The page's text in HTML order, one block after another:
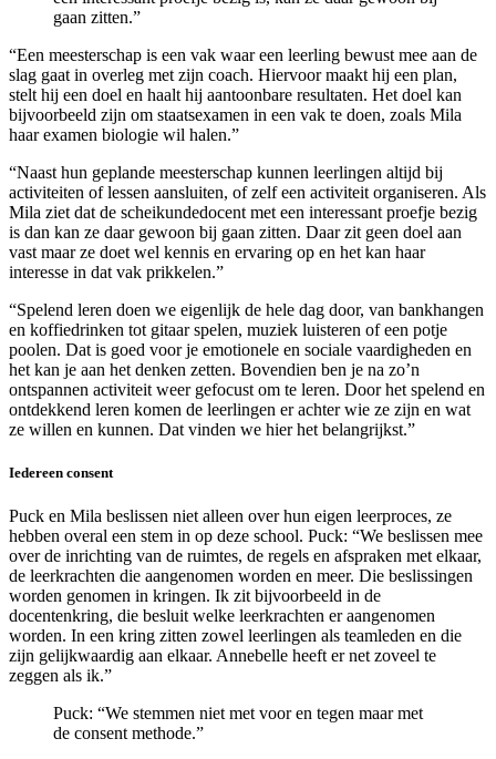
gaan zitten.”
“Een meesterschap is een vak waar een leerling bewust mee aan de
slag gaat in overleg met zijn coach. Hiervoor maakt hij een plan,
stelt hij een doel en haalt hij aantoonbare resultaten. Het doel kan
bijvoorbeeld zijn om staatsexamen in een vak te doen, zoals Mila
haar examen biologie wil halen.”
“Naast hun geplande meesterschap kunnen leerlingen altijd bij
activiteiten of lessen aansluiten, of zelf een activiteit organiseren. Als
Mila ziet dat de scheikundedocent met een interessant proefje bezig
is dan kan ze daar gewoon bij gaan zitten. Daar zit geen doel aan
vast maar ze doet wel kennis en ervaring op en het kan haar
interesse in dat vak prikkelen.”
“Spelend leren doen we eigenlijk de hele dag door, van bankhangen
en koffiedrinken tot gitaar spelen, muziek luisteren of een potje
poolen. Dat is goed voor je emotionele en sociale vaardigheden en
het kan je aan het denken zetten. Bovendien ben je na zo’n
ontspannen activiteit weer gefocust om te leren. Door het spelend en
ontdekkend leren komen de leerlingen er achter wie ze zijn en wat
ze willen en kunnen. Dat vinden we hier het belangrijkst.”
Iedereen consent
Puck en Mila beslissen niet alleen over hun eigen leerproces, ze
hebben overal een stem in op deze school. Puck: “We beslissen mee
over de inrichting van de ruimtes, de regels en afspraken met elkaar,
de leerkrachten die aangenomen worden en meer. Die beslissingen
worden genomen in kringen. Ik zit bijvoorbeeld in de
docentenkring, die besluit welke leerkrachten er aangenomen
worden. In een kring zitten zowel leerlingen als teamleden en die
zijn gelijkwaardig aan elkaar. Annebelle heeft er net zoveel te
zeggen als ik.”
Puck: “We stemmen niet met voor en tegen maar met
de consent methode.”